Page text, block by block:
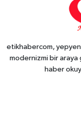
etikhabercom,
modernizmi bir araya
haber